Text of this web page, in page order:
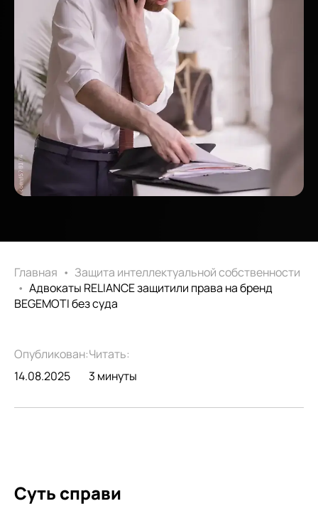
Главная • Защита интеллектуальной собственности
• Адвокаты RELIANCE защитили права на бренд
BEGEMOTI без суда
Опубликован:
14.08.2025
Читать:
3 минуты
Суть справи